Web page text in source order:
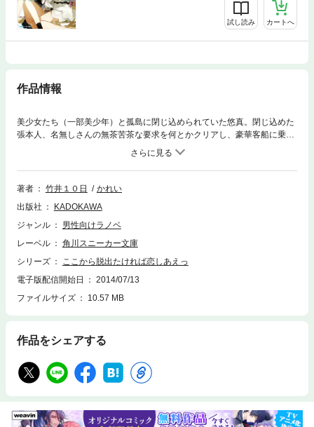
試し読み カートへ
作品情報
美少女たち（一部美少年）と孤島に閉じ込められていた悠真。閉じ込めた
張本人、名無しさんの無茶苦茶な要求を何とかクリアし、豪華客船に乗り
込んで脱出完了……と思いきや、それは新たな密室の始まりだった！ 先
へ進むためのヒントはキスと引き替えだと知り、誰が最初に悠真とキスす
るかで大騒ぎ。修羅場のガチ度も悠真の変態度もヒートアップ!? そして
現れた黒幕、新・名無しさんの正体とは……。恋と謎が絡み合いまくりの
著者 竹井１０日
かれい
出版社
KADOKAWA
ジャンル
男性向けラノベ
レーベル
角川スニーカー文庫
シリーズ
ここから脱出たければ恋しあえっ
電子版配信開始日
2014/07/13
ファイルサイズ
10.57 MB
作品をシェアする